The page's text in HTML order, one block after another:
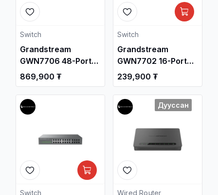
Switch
Grandstream
GWN7706 48-Port
Gigabit Unmanaged
Network Switch /
Свич салаалагч ,
Сүлжээний
869,900 ₮
Switch
Grandstream
GWN7702 16-Port
Gigabit Unmanaged
Network Switch /
Свич салаалагч ,
Сүлжээний
239,900 ₮
Switch
Дууссан
Wired Router